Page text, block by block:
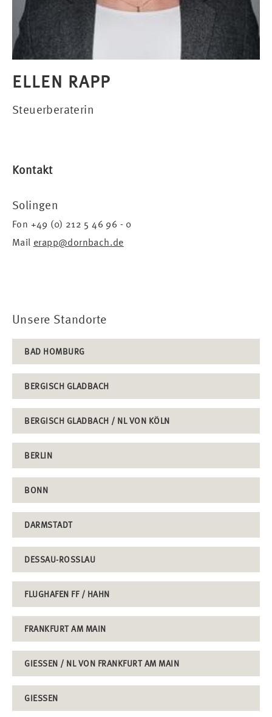
ELLEN RAPP
Steuerberaterin
Kontakt
Solingen
Fon +49 (0) 212 5 46 96 - 0
Mail erapp@dornbach.de
Unsere Standorte
BAD HOMBURG
BERGISCH GLADBACH
BERGISCH GLADBACH / NL VON KÖLN
BERLIN
BONN
DARMSTADT
DESSAU-ROSSLAU
FLUGHAFEN FF / HAHN
FRANKFURT AM MAIN
GIESSEN / NL VON FRANKFURT AM MAIN
GIESSEN